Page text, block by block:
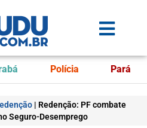
Polícia Pará
| Redenção: PF combate
Seguro-Desemprego